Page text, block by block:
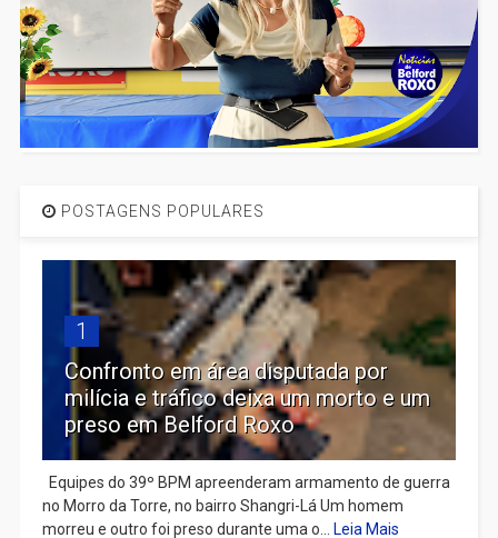
POSTAGENS POPULARES
1
Confronto em área disputada por
milícia e tráfico deixa um morto e um
preso em Belford Roxo
Equipes do 39º BPM apreenderam armamento de guerra
no Morro da Torre, no bairro Shangri-Lá Um homem
morreu e outro foi preso durante uma o...
Leia Mais